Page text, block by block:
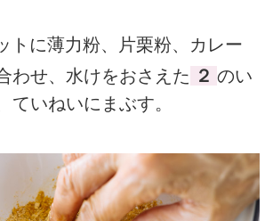
トに薄力粉、片栗粉、カレー
わせ、水けをおさえた ２ のい
ていねいにまぶす。